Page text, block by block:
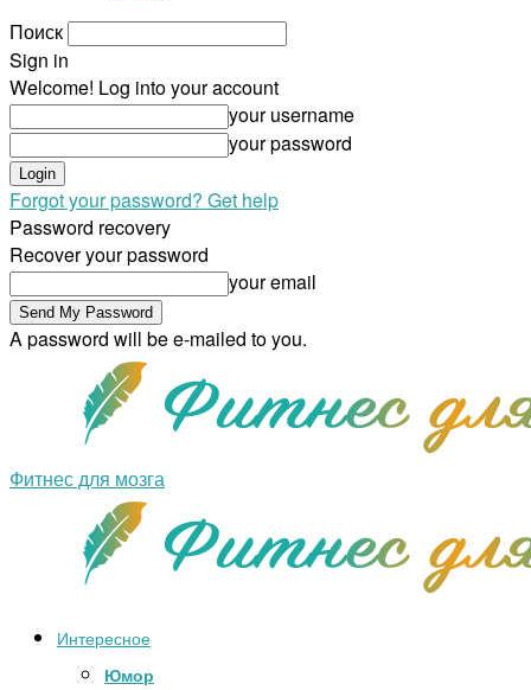
Поиск
Sign in
Welcome! Log into your account
your username
your password
Forgot your password? Get help
Password recovery
Recover your password
your email
A password will be e-mailed to you.
Фитнес для мозга
Интересное
Юмор